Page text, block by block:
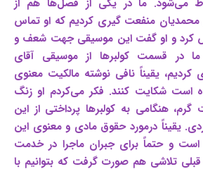
می‌شود. ما در یکی از فصل‌ها هم از
منفعت گیری کردیم که او تماس
کرد و او گفت این موسیقی جهت شعف و
در قسمت کولبرها از موسیقی آقای
یقیناً نافی نوشته مالکیت معنوی
است شکایت کنند. فکر می‌کردم او زنگ
هنگامی به کولبرها پرداختی از این
یقیناً درمورد حقوق مادی و معنوی این
و حتماً برای جبران ماجرا در خدمت
این ۲ فصل قبلی تلاشی هم صورت گرفت که بتوانیم با